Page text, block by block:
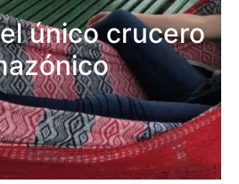
único crucero